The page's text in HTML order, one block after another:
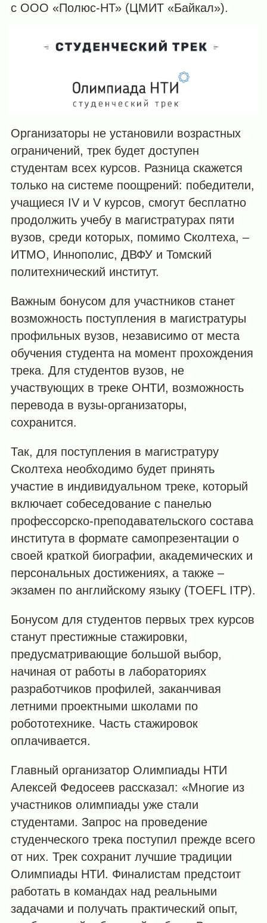
с ООО «Полюс-НТ» (ЦМИТ «Байкал»).
Организаторы не установили возрастных
ограничений, трек будет доступен
студентам всех курсов. Разница скажется
только на системе поощрений: победители,
учащиеся IV и V курсов, смогут бесплатно
продолжить учебу в магистратурах пяти
вузов, среди которых, помимо Сколтеха, –
ИТМО, Иннополис, ДВФУ и Томский
политехнический институт.
Важным бонусом для участников станет
возможность поступления в магистратуры
профильных вузов, независимо от места
обучения студента на момент прохождения
трека. Для студентов вузов, не
участвующих в треке ОНТИ, возможность
перевода в вузы-организаторы,
сохранится.
Так, для поступления в магистратуру
Сколтеха необходимо будет принять
участие в индивидуальном треке, который
включает собеседование с панелью
профессорско-преподавательского состава
института в формате самопрезентации о
своей краткой биографии, академических и
персональных достижениях, а также –
экзамен по английскому языку (TOEFL ITP).
Бонусом для студентов первых трех курсов
станут престижные стажировки,
предусматривающие большой выбор,
начиная от работы в лабораториях
разработчиков профилей, заканчивая
летними проектными школами по
робототехнике. Часть стажировок
оплачивается.
Главный организатор Олимпиады НТИ
Алексей Федосеев рассказал: «Многие из
участников олимпиады уже стали
студентами. Запрос на проведение
студенческого трека поступил прежде всего
от них. Трек сохранит лучшие традиции
Олимпиады НТИ. Финалистам предстоит
работать в командах над реальными
задачами и получать практический опыт,